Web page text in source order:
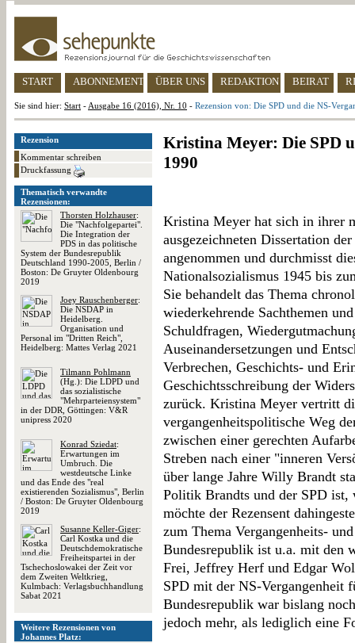
START ABONNEMENT ÜBER UNS REDAKTION BEIRAT
Sie sind hier: Start - Ausgabe 16 (2016), Nr. 10 - Rezension von: Die SPD und die NS-
Rezension
Kommentar schreiben
Druckfassung
Thematisch verwandte
Rezensionen:
Thorsten Holzhauser:
Die "Nachfolgepartei".
Die Integration der
PDS in das politische
System der Bundesrepublik
Deutschland 1990-2005, Berlin /
Boston: De Gruyter Oldenbourg
2019
Joey Rauschenberger:
Die NSDAP in
Heidelberg.
Organisation und
Personal im "Dritten Reich",
Heidelberg: Mattes Verlag 2021
Tilmann Pohlmann
(Hg.): Die LDPD und
das sozialistische
"Mehrparteiensystem"
in der DDR, Göttingen: V&R
unipress 2020
Konrad Sziedat:
Erwartungen im
Umbruch. Die
westdeutsche Linke
und das Ende des "real
existierenden Sozialismus", Berlin
/ Boston: De Gruyter Oldenbourg
2019
Susanne Keller-Giger:
Carl Kostka und die
Deutschdemokratische
Freiheitspartei in der
Tschechoslowakei der Zeit vor
dem Zweiten Weltkrieg,
Kulmbach: Verlagsbuchhandlung
Sabat 2021
Weitere Rezensionen von
Johannes Platz:
Kristina Meyer: Die SPD
1990
Kristina Meyer hat sich in ihrer
ausgezeichneten Dissertation
angenommen und durchmisst
Nationalsozialismus 1945 bis
Sie behandelt das Thema
wiederkehrende Sachthemen
Schuldfragen,
Auseinandersetzungen und
Verbrechen, Geschichts- und
Geschichtsschreibung der
zurück. Kristina Meyer vertritt
vergangenheitspolitische Weg
zwischen einer gerechten
Streben nach einer "inneren
über lange Jahre Willy Brandt
Politik Brandts und der SPD
möchte der Rezensent
zum Thema Vergangenheits-
Bundesrepublik ist u.a. mit den
Frei, Jeffrey Herf und Edgar
SPD mit der NS-Vergangenheit
Bundesrepublik war bislang
jedoch mehr, als lediglich eine